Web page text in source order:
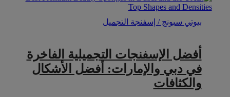
بيوتي سبونج / إسفنجة التجميل
أفضل الإسفنجات التجميلية الفاخرة
في دبي والإمارات: أفضل الأشكال
والكثافات